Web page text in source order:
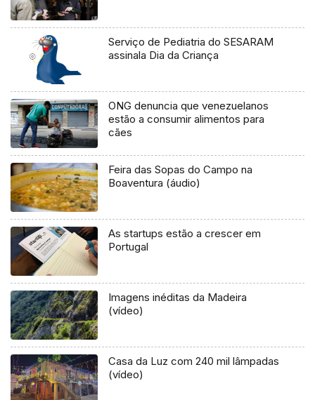
Serviço de Pediatria do SESARAM
assinala Dia da Criança
ONG denuncia que venezuelanos
estão a consumir alimentos para
cães
Feira das Sopas do Campo na
Boaventura (áudio)
As startups estão a crescer em
Portugal
Imagens inéditas da Madeira
(vídeo)
Casa da Luz com 240 mil lâmpadas
(vídeo)